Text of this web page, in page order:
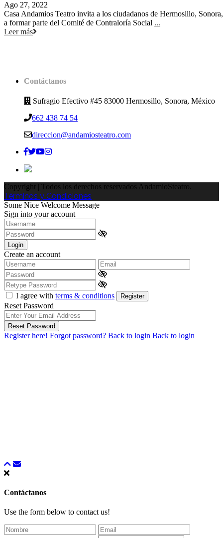
Ago 27, 2022
Casa Andamios Teatro invita a los ciudadanos de Hermosillo, Sonora,
a formar parte del Comité de Contraloría Social ...
Leer más
Contáctanos
Sufragio Efectivo #45 83000 Hermosillo, Sonora, México
662 438 74 54
direccion@andamiosteatro.com
Copyright | Todos los derechos reservados AndamioSteatro.
Términos y Condiciones
Some Nice Welcome Message
Sign into your account
Login
Create an account
I agree with terms & conditions Register
Reset Password
Reset Password
Register here! Forgot password? Back to login Back to login
Contáctanos
Use the form below to contact us!